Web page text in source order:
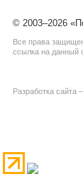
© 2003–2026
Все права
ссылка на данный
Разработка сайта